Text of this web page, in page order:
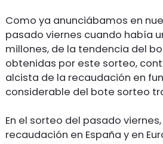
Como ya anunciábamos en
pasado viernes cuando había
millones, de la tendencia del
obtenidas por este sorteo,
alcista de la recaudación en
considerable del bote sorteo
En el sorteo del pasado
recaudación en España y en